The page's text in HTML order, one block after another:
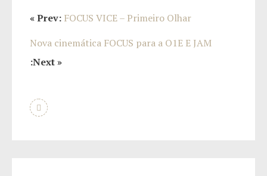
« Prev: FOCUS VICE – Primeiro Olhar
Nova cinemática FOCUS para a O1E E JAM
:Next »